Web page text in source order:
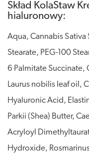
Skład KolaStaw
hialuronowy:
Aqua, Cannabis
Stearate, PEG-100
6 Palmitate
Laurus nobilis leaf oil,
Hyaluronic Acid,
Parkii (Shea) Butter,
Acryloyl
Hydroxide,